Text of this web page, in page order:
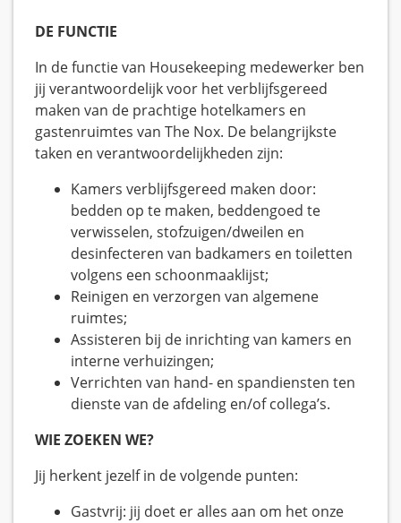
DE FUNCTIE
In de functie van Housekeeping medewerker ben
jij verantwoordelijk voor het verblijfsgereed
maken van de prachtige hotelkamers en
gastenruimtes van The Nox. De belangrijkste
taken en verantwoordelijkheden zijn:
Kamers verblijfsgereed maken door:
bedden op te maken, beddengoed te
verwisselen, stofzuigen/dweilen en
desinfecteren van badkamers en toiletten
volgens een schoonmaaklijst;
Reinigen en verzorgen van algemene
ruimtes;
Assisteren bij de inrichting van kamers en
interne verhuizingen;
Verrichten van hand- en spandiensten ten
dienste van de afdeling en/of collega’s.
WIE ZOEKEN WE?
Jij herkent jezelf in de volgende punten:
Gastvrij: jij doet er alles aan om het onze